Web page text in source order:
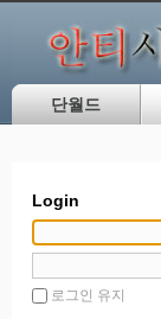
단월드
Login
로그인 유지